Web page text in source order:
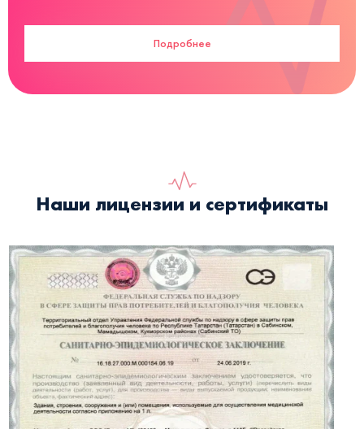
Подробнее
Наши лицензии и сертификаты